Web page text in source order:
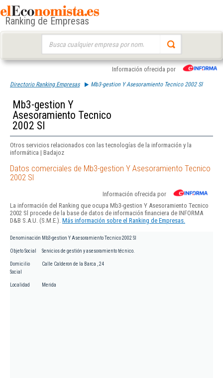
Ranking de Empresas
Información ofrecida por
Directorio Ranking Empresas Mb3-gestion Y Asesoramiento Tecnico 2002 Sl
Mb3-gestion Y
Asesoramiento Tecnico
2002 Sl
Otros servicios relacionados con las tecnologías de la información y la
informática | Badajoz
Datos comerciales de Mb3-gestion Y Asesoramiento Tecnico
2002 Sl
Información ofrecida por
La información del Ranking que ocupa Mb3-gestion Y Asesoramiento Tecnico
2002 Sl procede de la base de datos de información financiera de INFORMA
D&B S.A.U. (S.M.E.). Más información sobre el Ranking de Empresas.
Denominación Mb3-gestion Y Asesoramiento Tecnico 2002 Sl
Objeto Social Servicios de gestión y asesoramiento técnico.
Domicilio
Social
Calle Calderon de la Barca , 24
Localidad Merida